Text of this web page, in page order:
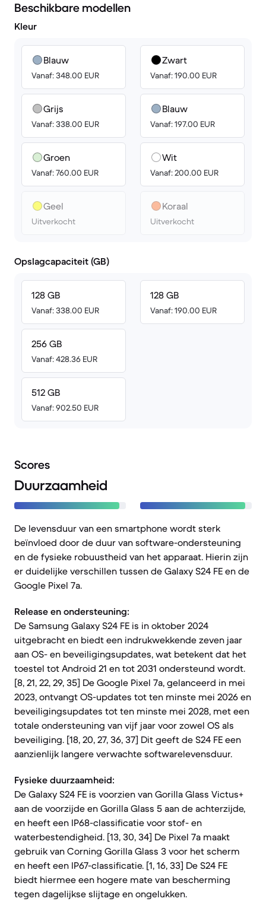
Beschikbare modellen
Kleur
Blauw
Vanaf: 348.00 EUR
Grijs
Vanaf: 338.00 EUR
Groen
Vanaf: 760.00 EUR
Geel
Uitverkocht
Zwart
Vanaf: 190.00 EUR
Blauw
Vanaf: 197.00 EUR
Wit
Vanaf: 200.00 EUR
Koraal
Uitverkocht
Opslagcapaciteit (GB)
128 GB
Vanaf: 338.00 EUR
256 GB
Vanaf: 428.36 EUR
512 GB
Vanaf: 902.50 EUR
128 GB
Vanaf: 190.00 EUR
Scores
Duurzaamheid
De levensduur van een smartphone wordt sterk
beïnvloed door de duur van software-ondersteuning
en de fysieke robuustheid van het apparaat. Hierin zijn
er duidelijke verschillen tussen de Galaxy S24 FE en de
Google Pixel 7a.
Release en ondersteuning:
De Samsung Galaxy S24 FE is in oktober 2024
uitgebracht en biedt een indrukwekkende zeven jaar
aan OS- en beveiligingsupdates, wat betekent dat het
toestel tot Android 21 en tot 2031 ondersteund wordt.
[8, 21, 22, 29, 35] De Google Pixel 7a, gelanceerd in mei
2023, ontvangt OS-updates tot ten minste mei 2026 en
beveiligingsupdates tot ten minste mei 2028, met een
totale ondersteuning van vijf jaar voor zowel OS als
beveiliging. [18, 20, 27, 36, 37] Dit geeft de S24 FE een
aanzienlijk langere verwachte softwarelevensduur.
Fysieke duurzaamheid:
De Galaxy S24 FE is voorzien van Gorilla Glass Victus+
aan de voorzijde en Gorilla Glass 5 aan de achterzijde,
en heeft een IP68-classificatie voor stof- en
waterbestendigheid. [13, 30, 34] De Pixel 7a maakt
gebruik van Corning Gorilla Glass 3 voor het scherm
en heeft een IP67-classificatie. [1, 16, 33] De S24 FE
biedt hiermee een hogere mate van bescherming
tegen dagelijkse slijtage en ongelukken.